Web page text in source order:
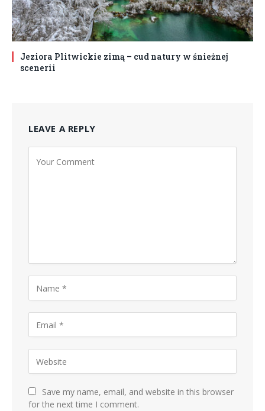
Jeziora Plitwickie zimą – cud natury w śnieżnej
scenerii
LEAVE A REPLY
Save my name, email, and website in this browser
for the next time I comment.